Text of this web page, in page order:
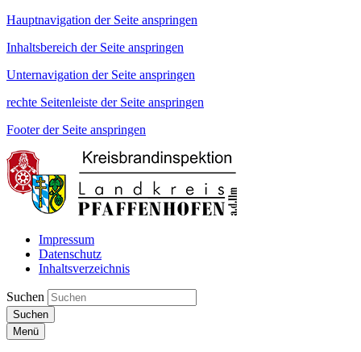
Hauptnavigation der Seite anspringen
Inhaltsbereich der Seite anspringen
Unternavigation der Seite anspringen
rechte Seitenleiste der Seite anspringen
Footer der Seite anspringen
Impressum
Datenschutz
Inhaltsverzeichnis
Suchen
Suchen
Menü